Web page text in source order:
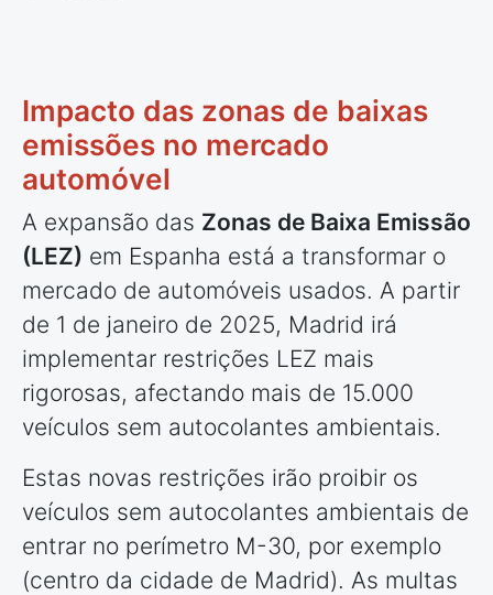
Impacto das zonas de baixas
emissões no mercado
automóvel
A expansão das Zonas de Baixa Emissão
(LEZ) em Espanha está a transformar o
mercado de automóveis usados. A partir
de 1 de janeiro de 2025, Madrid irá
implementar restrições LEZ mais
rigorosas, afectando mais de 15.000
veículos sem autocolantes ambientais.
Estas novas restrições irão proibir os
veículos sem autocolantes ambientais de
entrar no perímetro M-30, por exemplo
(centro da cidade de Madrid). As multas